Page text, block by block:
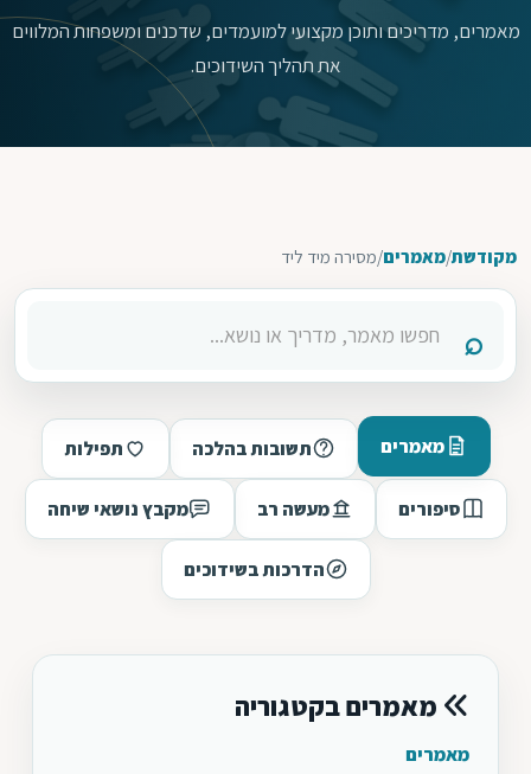
מאמרים, מדריכים ותוכן מקצועי למועמדים, שדכנים ומשפחות המלווים
את תהליך השידוכים.
מקודשת/מאמרים/מסירה מיד ליד
מאמרים תשובות בהלכה תפילות
סיפורים מעשה רב מקבץ נושאי שיחה
הדרכות בשידוכים
מאמרים בקטגוריה
מאמרים